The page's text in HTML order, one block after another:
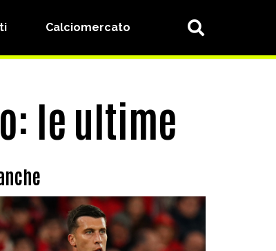
Calciomercato
le ultime